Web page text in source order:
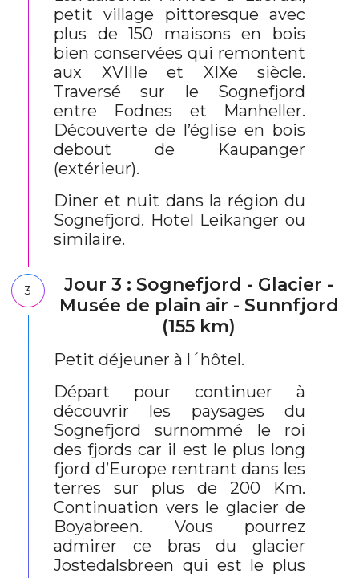
petit village pittoresque avec
plus de 150 maisons en bois
bien conservées qui remontent
aux XVIIIe et XIXe siècle.
Traversé sur le Sognefjord
entre Fodnes et Manheller.
Découverte de l’église en bois
debout de Kaupanger
(extérieur).
Diner et nuit dans la région du
Sognefjord. Hotel Leikanger ou
similaire.
3
Jour 3 : Sognefjord - Glacier -
Musée de plain air - Sunnfjord
(155 km)
Petit déjeuner à l´hôtel.
Départ pour continuer à
découvrir les paysages du
Sognefjord surnommé le roi
des fjords car il est le plus long
fjord d’Europe rentrant dans les
terres sur plus de 200 Km.
Continuation vers le glacier de
Boyabreen. Vous pourrez
admirer ce bras du glacier
Jostedalsbreen qui est le plus